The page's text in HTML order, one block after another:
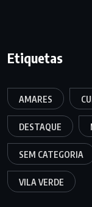
Etiquetas
AMARES
DESTAQUE
SEM CATEGORIA
VILA VERDE